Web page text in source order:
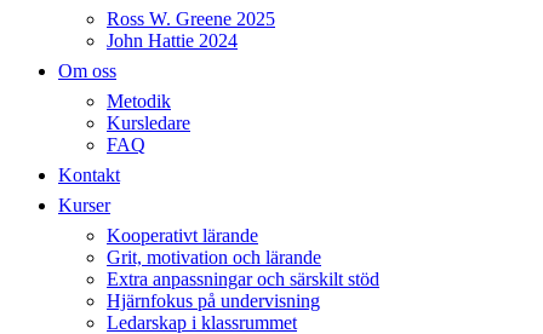
Ross W. Greene 2025
John Hattie 2024
Om oss
Metodik
Kursledare
FAQ
Kontakt
Kurser
Kooperativt lärande
Grit, motivation och lärande
Extra anpassningar och särskilt stöd
Hjärnfokus på undervisning
Ledarskap i klassrummet